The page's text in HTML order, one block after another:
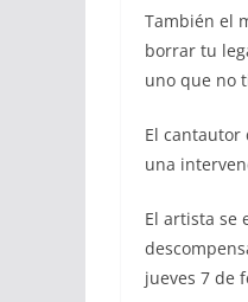
También el
borrar tu
uno que no
El cantautor
una
El artista se
jueves 7 de